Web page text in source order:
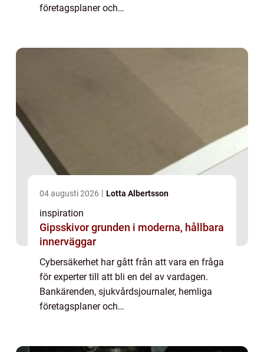
företagsplaner och
04 augusti 2026 Lotta Albertsson
inspiration
Gipsskivor grunden i moderna, hållbara
innerväggar
Cybersäkerhet har gått från att vara en fråga
för experter till att bli en del av vardagen.
Bankärenden, sjukvårdsjournaler, hemliga
företagsplaner och